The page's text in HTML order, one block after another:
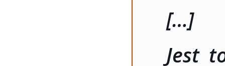
[…]
Jest